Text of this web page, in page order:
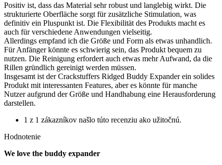
Positiv ist, dass das Material sehr robust und langlebig wirkt. Die
strukturierte Oberfläche sorgt für zusätzliche Stimulation, was
definitiv ein Pluspunkt ist. Die Flexibilität des Produkts macht es
auch für verschiedene Anwendungen vielseitig.
Allerdings empfand ich die Größe und Form als etwas unhandlich.
Für Anfänger könnte es schwierig sein, das Produkt bequem zu
nutzen. Die Reinigung erfordert auch etwas mehr Aufwand, da die
Rillen gründlich gereinigt werden müssen.
Insgesamt ist der Crackstuffers Ridged Buddy Expander ein solides
Produkt mit interessanten Features, aber es könnte für manche
Nutzer aufgrund der Größe und Handhabung eine Herausforderung
darstellen.
1 z 1 zákazníkov našlo túto recenziu ako užitočnú.
Hodnotenie
We love the buddy expander